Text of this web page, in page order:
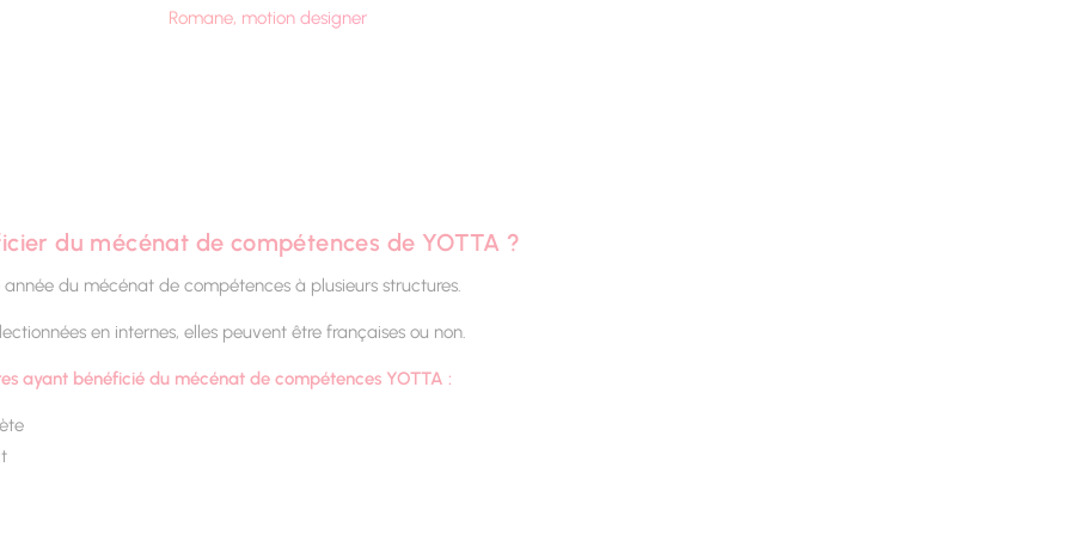
Romane, motion designer
du mécénat de compétences de YOTTA ?
du mécénat de compétences à plusieurs structures.
en internes, elles peuvent être françaises ou non.
ayant bénéficié du mécénat de compétences YOTTA :